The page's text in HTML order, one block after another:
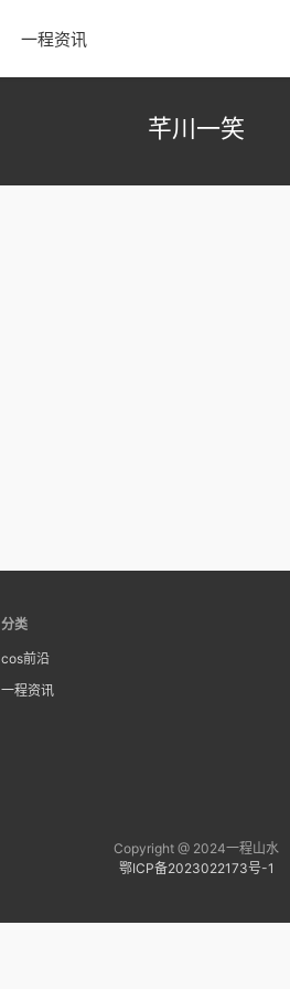
一程资讯
芊川一笑
分类
cos前沿
一程资讯
Copyright @ 2024一程山水
鄂ICP备2023022173号-1